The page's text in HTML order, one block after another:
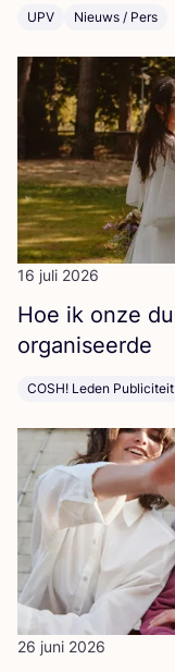
UPV Nieuws / Pers
16 juli 2026
Hoe ik onze
organiseerde
COSH! Leden Publiciteit
26 juni 2026